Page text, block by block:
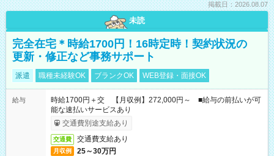
掲載日：2026.08.07
未読
完全在宅＊時給1700円！16時定時！契約状況の
更新・修正など事務サポート
派遣 職種未経験OK ブランクOK WEB登録・面接OK
給与
時給1700円＋交 【月収例】272,000円～ ■給与の前払いが可
能な速払いサービスあり
交通費別途支給あり
交通費 交通費支給あり
月収例 25～30万円